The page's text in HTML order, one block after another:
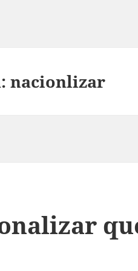
nacionlizar